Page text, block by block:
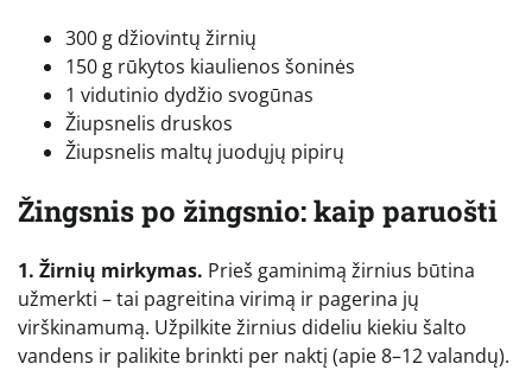
300 g džiovintų žirnių
150 g rūkytos kiaulienos šoninės
1 vidutinio dydžio svogūnas
Žiupsnelis druskos
Žiupsnelis maltų juodųjų pipirų
Žingsnis po žingsnio: kaip paruošti
1. Žirnių mirkymas. Prieš gaminimą žirnius būtina
užmerkti – tai pagreitina virimą ir pagerina jų
virškinamumą. Užpilkite žirnius dideliu kiekiu šalto
vandens ir palikite brinkti per naktį (apie 8–12 valandų).